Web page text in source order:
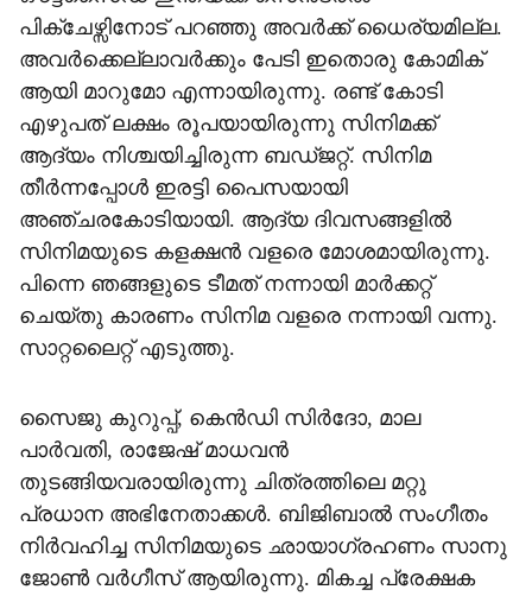
പിക്ചേഴ്സിനോട് പറഞ്ഞു അവർക്ക് ധൈര്യമില്ല.
അവർക്കെല്ലാവർക്കും പേടി ഇതൊരു കോമിക്
ആയി മാറുമോ എന്നായിരുന്നു. രണ്ട് കോടി
എഴുപത് ലക്ഷം രൂപയായിരുന്നു സിനിമക്ക്
ആദ്യം നിശ്ചയിച്ചിരുന്ന ബഡ്ജറ്റ്. സിനിമ
തീർന്നപ്പോൾ ഇരട്ടി പൈസയായി
അഞ്ചരകോടിയായി. ആദ്യ ദിവസങ്ങളിൽ
സിനിമയുടെ കളക്ഷൻ വളരെ മോശമായിരുന്നു.
പിന്നെ ഞങ്ങളുടെ ടീമത് നന്നായി മാർക്കറ്റ്
ചെയ്തു കാരണം സിനിമ വളരെ നന്നായി വന്നു.
സാറ്റലൈറ്റ് എടുത്തു.
സൈജു കുറുപ്പ്, കെൻഡി സിർദോ, മാല
പാർവതി, രാജേഷ് മാധവൻ
തുടങ്ങിയവരായിരുന്നു ചിത്രത്തിലെ മറ്റു
പ്രധാന അഭിനേതാക്കൾ. ബിജിബാൽ സംഗീതം
നിർവഹിച്ച സിനിമയുടെ ഛായാഗ്രഹണം സാനു
ജോൺ വർഗീസ് ആയിരുന്നു. മികച്ച പ്രേക്ഷക